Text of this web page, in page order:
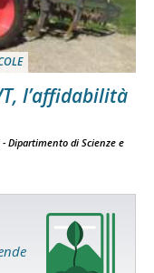
l’affidabilità
Dipartimento di Scienze e